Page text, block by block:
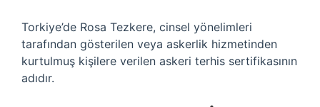
Torkiye’de Rosa Tezkere, cinsel yönelimleri
tarafından gösterilen veya askerlik hizmetinden
kurtulmuş kişilere verilen askeri terhis sertifikasının
adıdır.